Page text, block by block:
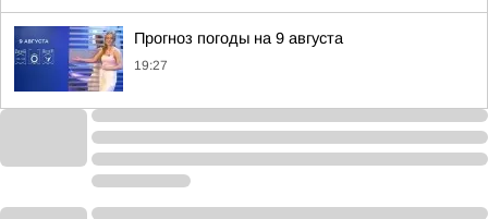
Прогноз погоды на 9 августа
19:27